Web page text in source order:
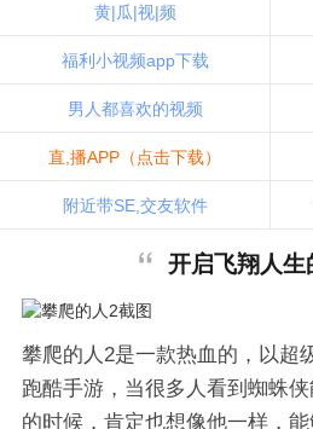
黄|瓜|视|频
福利小视频app下载
男人都喜欢的视频
直,播APP（点击下载）
附近带SE,交友软件
开启飞翔人生
攀爬的人2是一款热血的，以超
跑酷手游，当很多人看到蜘蛛
的时候，肯定也想像他一样，